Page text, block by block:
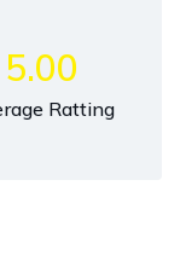
5.00
Ratting